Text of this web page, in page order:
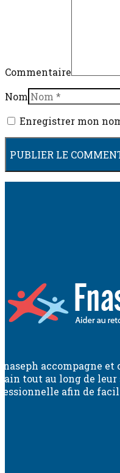
Commentaire
Nom
Enregistrer mon
accompagne
tout au long de
afin de